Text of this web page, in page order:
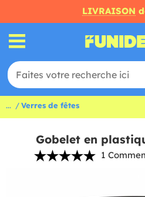
LIVRAISON
... Verres de fêtes
Gobelet en
1